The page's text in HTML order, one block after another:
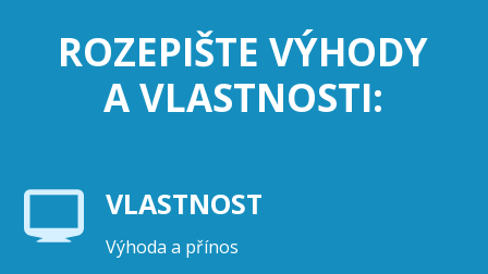
ROZEPIŠTE VÝHODY
A VLASTNOSTI:
VLASTNOST
Výhoda a přínos